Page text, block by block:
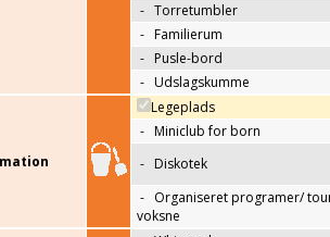
- Torretumbler
- Familierum
- Pusle-bord
- Udslagskumme
Legeplads
- Miniclub for born
- Diskotek
- Organiseret programer/
voksne